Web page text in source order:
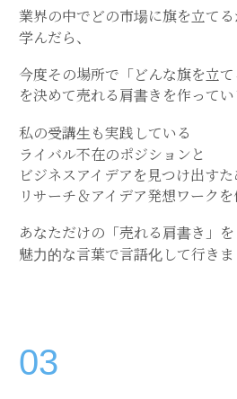
業界の中でどの市場に旗を立てる
学んだら、
今度その場所で「どんな旗を立て
を決めて売れる肩書きを作ってい
私の受講生も実践している
ライバル不在のポジションと
ビジネスアイデアを見つけ出すた
リサーチ＆アイデア発想ワークを
あなただけの「売れる肩書き」を
魅力的な言葉で言語化して行きま
03